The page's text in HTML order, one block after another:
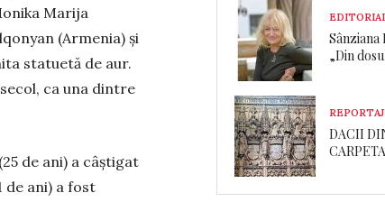
Marija
(Ar­me­nia) şi
sta­tue­tă de aur.
ca una din­tre
de ani) a câştigat
de ani) a fost
Sânziana
„Din
DACII